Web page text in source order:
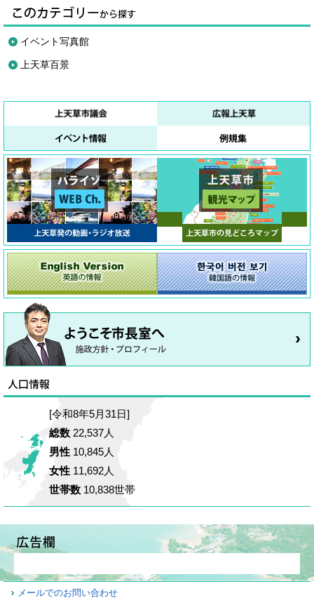
イベント写真館
上天草百景
[令和8年5月31日]
総数 22,537人
男性 10,845人
女性 11,692人
世帯数 10,838世帯
メールでのお問い合わせ